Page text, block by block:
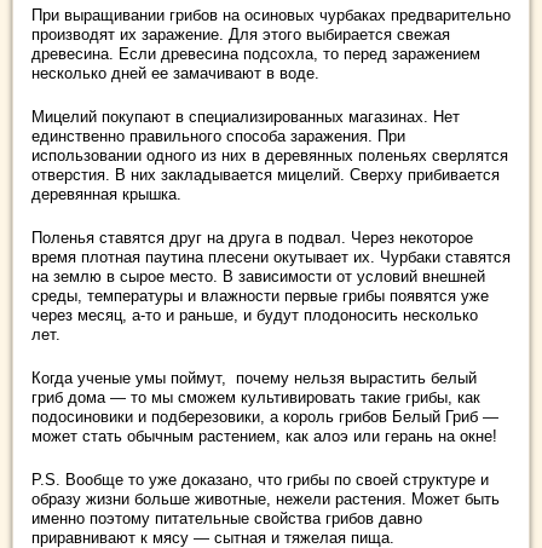
При выращивании грибов на осиновых чурбаках предварительно
производят их заражение. Для этого выбирается свежая
древесина. Если древесина подсохла, то перед заражением
несколько дней ее замачивают в воде.
Мицелий покупают в специализированных магазинах. Нет
единственно правильного способа заражения. При
использовании одного из них в деревянных поленьях сверлятся
отверстия. В них закладывается мицелий. Сверху прибивается
деревянная крышка.
Поленья ставятся друг на друга в подвал. Через некоторое
время плотная паутина плесени окутывает их. Чурбаки ставятся
на землю в сырое место. В зависимости от условий внешней
среды, температуры и влажности первые грибы появятся уже
через месяц, а-то и раньше, и будут плодоносить несколько
лет.
Когда ученые умы поймут, почему нельзя вырастить белый
гриб дома — то мы сможем культивировать такие грибы, как
подосиновики и подберезовики, а король грибов Белый Гриб —
может стать обычным растением, как алоэ или герань на окне!
P.S. Вообще то уже доказано, что грибы по своей структуре и
образу жизни больше животные, нежели растения. Может быть
именно поэтому питательные свойства грибов давно
приравнивают к мясу — сытная и тяжелая пища.